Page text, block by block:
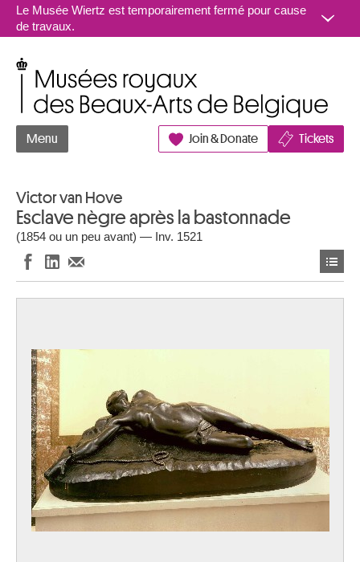
Aller au contenu
Le Musée Wiertz est temporairement fermé pour cause
de travaux.
Menu Join & Donate Tickets
Victor van Hove
Esclave nègre après la bastonnade
(1854 ou un peu avant) — Inv. 1521